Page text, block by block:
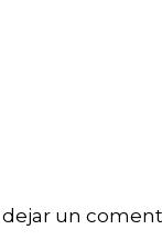
dejar un